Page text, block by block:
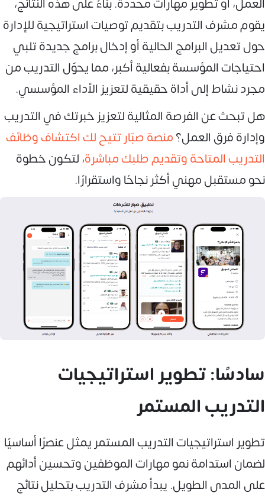
العمل، أو تطوير مهارات محددة. بناءً على هذه النتائج،
يقوم مشرف التدريب بتقديم توصيات استراتيجية للإدارة
حول تعديل البرامج الحالية أو إدخال برامج جديدة تلبي
احتياجات المؤسسة بفعالية أكبر، مما يحوّل التدريب من
مجرد نشاط إلى أداة حقيقية لتعزيز الأداء المؤسسي.
هل تبحث عن الفرصة المثالية لتعزيز خبرتك في التدريب
وإدارة فرق العمل؟منصة صبّار تتيح لك اكتشاف وظائف
التدريب المتاحة وتقديم طلبك مباشرة، لتكون خطوة
نحو مستقبل مهني أكثر نجاحًا واستقرارًا.
سادسًا: تطوير استراتيجيات
التدريب المستمر
تطوير استراتيجيات التدريب المستمر يمثل عنصرًا أساسيًا
لضمان استدامة نمو مهارات الموظفين وتحسين أدائهم
على المدى الطويل. يبدأ مشرف التدريب بتحليل نتائج